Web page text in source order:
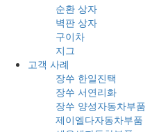
순환 상자
벽판 상자
구이차
지그
고객 사례
장쑤 한일진택
장쑤 서연리화
장쑤 양성자동차부품
제이엘다자동차부품